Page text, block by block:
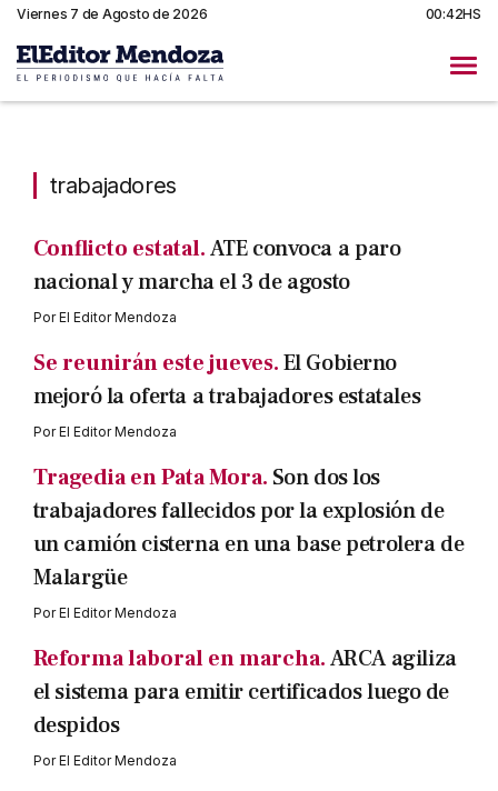
Viernes 7 de Agosto de 2026 00:42HS
trabajadores
Conflicto estatal.ATE convoca a paro
nacional y marcha el 3 de agosto
PorEl Editor Mendoza
Se reunirán este jueves.El Gobierno
mejoró la oferta a trabajadores estatales
PorEl Editor Mendoza
Tragedia en Pata Mora. Son dos los
trabajadores fallecidos por la explosión de
un camión cisterna en una base petrolera de
Malargüe
PorEl Editor Mendoza
Reforma laboral en marcha.ARCA agiliza
el sistema para emitir certificados luego de
despidos
PorEl Editor Mendoza